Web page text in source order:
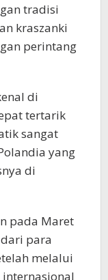
tradisi
kraszanki
perintang
di
tertarik
sangat
yang
di
pada Maret
para
melalui